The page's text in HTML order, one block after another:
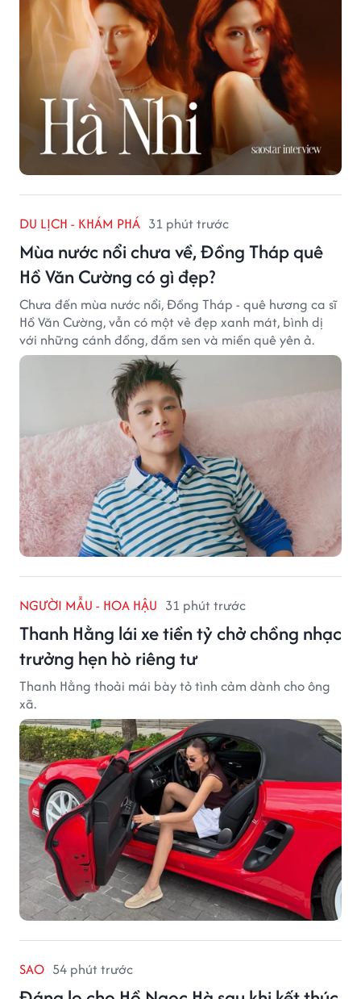
DU LỊCH - KHÁM PHÁ 31 phút trước
Mùa nước nổi chưa về, Đồng Tháp quê
Hồ Văn Cường có gì đẹp?
Chưa đến mùa nước nổi, Đồng Tháp - quê hương ca sĩ
Hồ Văn Cường, vẫn có một vẻ đẹp xanh mát, bình dị
với những cánh đồng, đầm sen và miền quê yên ả.
NGƯỜI MẪU - HOA HẬU 31 phút trước
Thanh Hằng lái xe tiền tỷ chở chồng nhạc
trưởng hẹn hò riêng tư
Thanh Hằng thoải mái bày tỏ tình cảm dành cho ông
xã.
SAO 54 phút trước